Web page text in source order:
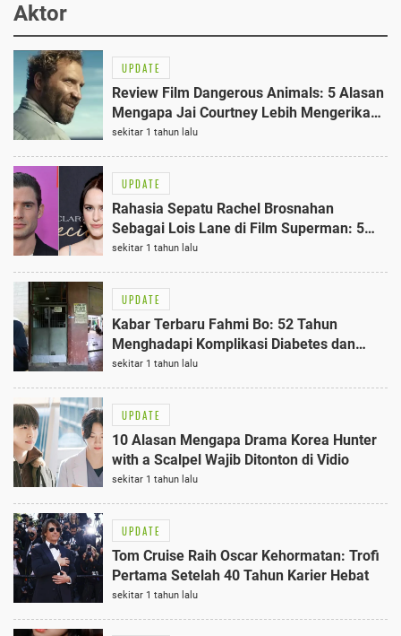
Aktor
UPDATE
Review Film Dangerous Animals: 5 Alasan
Mengapa Jai Courtney Lebih Mengerikan
dari Ikan Hiu!
sekitar 1 tahun lalu
UPDATE
Rahasia Sepatu Rachel Brosnahan
Sebagai Lois Lane di Film Superman: 5
Fakta Menarik Wajib Tahu
sekitar 1 tahun lalu
UPDATE
Kabar Terbaru Fahmi Bo: 52 Tahun
Menghadapi Komplikasi Diabetes dan
Hidup Sendiri, Ini Realitanya
sekitar 1 tahun lalu
UPDATE
10 Alasan Mengapa Drama Korea Hunter
with a Scalpel Wajib Ditonton di Vidio
sekitar 1 tahun lalu
UPDATE
Tom Cruise Raih Oscar Kehormatan: Trofi
Pertama Setelah 40 Tahun Karier Hebat
sekitar 1 tahun lalu